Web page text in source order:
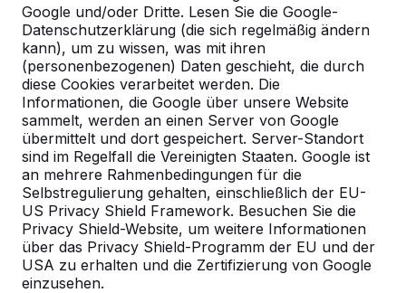
Google und/oder Dritte. Lesen Sie die Google-
Datenschutzerklärung (die sich regelmäßig ändern
kann), um zu wissen, was mit ihren
(personenbezogenen) Daten geschieht, die durch
diese Cookies verarbeitet werden. Die
Informationen, die Google über unsere Website
sammelt, werden an einen Server von Google
übermittelt und dort gespeichert. Server-Standort
sind im Regelfall die Vereinigten Staaten. Google ist
an mehrere Rahmenbedingungen für die
Selbstregulierung gehalten, einschließlich der EU-
US Privacy Shield Framework. Besuchen Sie die
Privacy Shield-Website, um weitere Informationen
über das Privacy Shield-Programm der EU und der
USA zu erhalten und die Zertifizierung von Google
einzusehen.